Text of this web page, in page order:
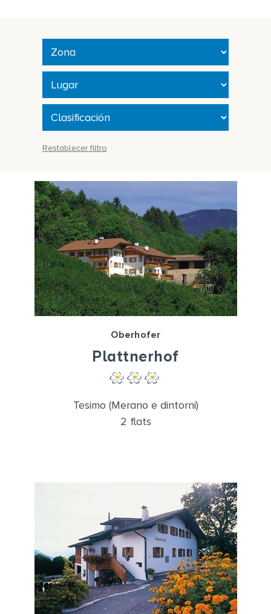
Restablecer filtro
Oberhofer
Plattnerhof
Tesimo (Merano e dintorni)
2 flats